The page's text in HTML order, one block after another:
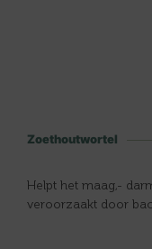
Zoethoutwortel
Helpt het maag,-
veroorzaakt door